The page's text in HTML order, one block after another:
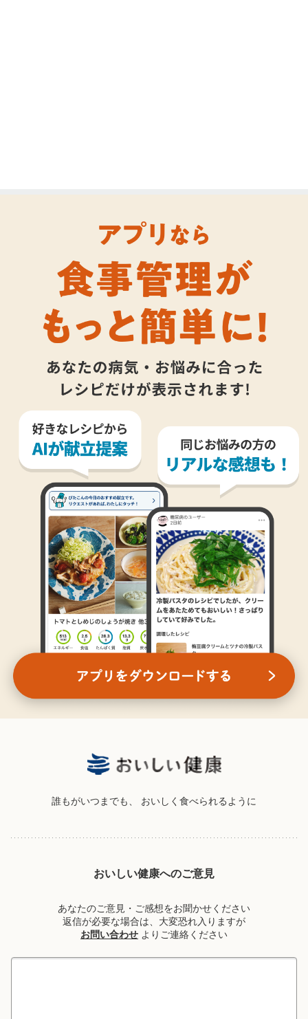
誰もがいつまでも、 おいしく食べられるように
おいしい健康へのご意見
あなたのご意見・ご感想をお聞かせください
返信が必要な場合は、大変恐れ入りますが
お問い合わせ よりご連絡ください